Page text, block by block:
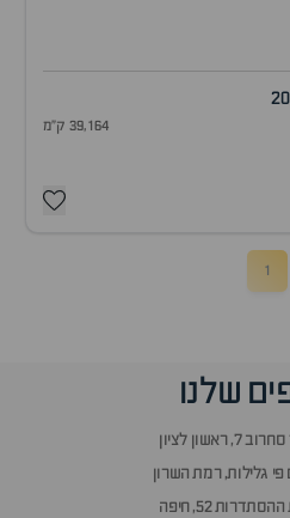
39,164 ק"מ
1
שלנו
לציון
גלילות, רמת השרון
52, חיפה